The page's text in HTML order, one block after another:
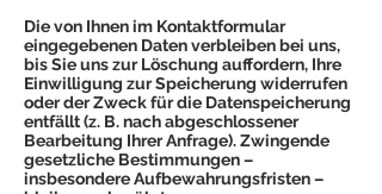
Die von Ihnen im Kontaktformular
eingegebenen Daten verbleiben bei uns,
bis Sie uns zur Löschung auffordern, Ihre
Einwilligung zur Speicherung widerrufen
oder der Zweck für die Datenspeicherung
entfällt (z. B. nach abgeschlossener
Bearbeitung Ihrer Anfrage). Zwingende
gesetzliche Bestimmungen –
insbesondere Aufbewahrungsfristen –